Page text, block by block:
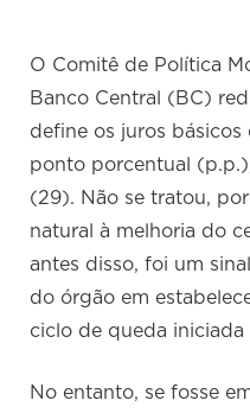
O Comitê de Política
Banco Central (BC)
define os juros básicos
ponto porcentual
(29). Não se tratou,
natural à melhoria do
antes disso, foi um
do órgão em
ciclo de queda
No entanto, se fosse